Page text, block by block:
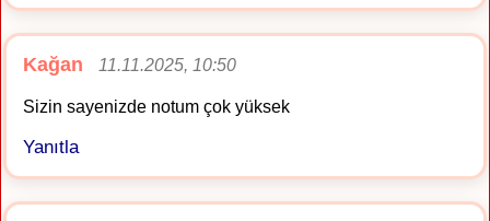
Kağan 11.11.2025, 10:50
Sizin sayenizde notum çok yüksek
Yanıtla